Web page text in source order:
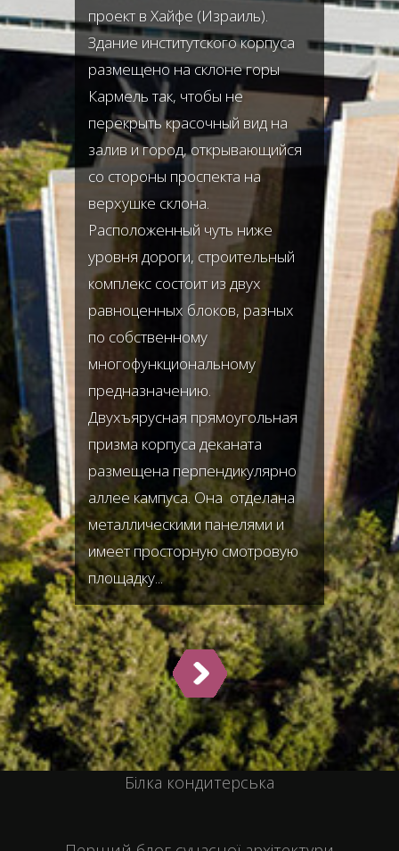
проект в Хайфе (Израиль).
Здание институтского корпуса
размещено на склоне горы
Кармель так, чтобы не
перекрыть красочный вид на
залив и город, открывающийся
со стороны проспекта на
верхушке склона.
Расположенный чуть ниже
уровня дороги, строительный
комплекс состоит из двух
равноценных блоков, разных
по собственному
многофункциональному
предназначению.
Двухъярусная прямоугольная
призма корпуса деканата
размещена перпендикулярно
аллее кампуса. Она отделана
металлическими панелями и
имеет просторную смотровую
площадку...
Білка кондитерська